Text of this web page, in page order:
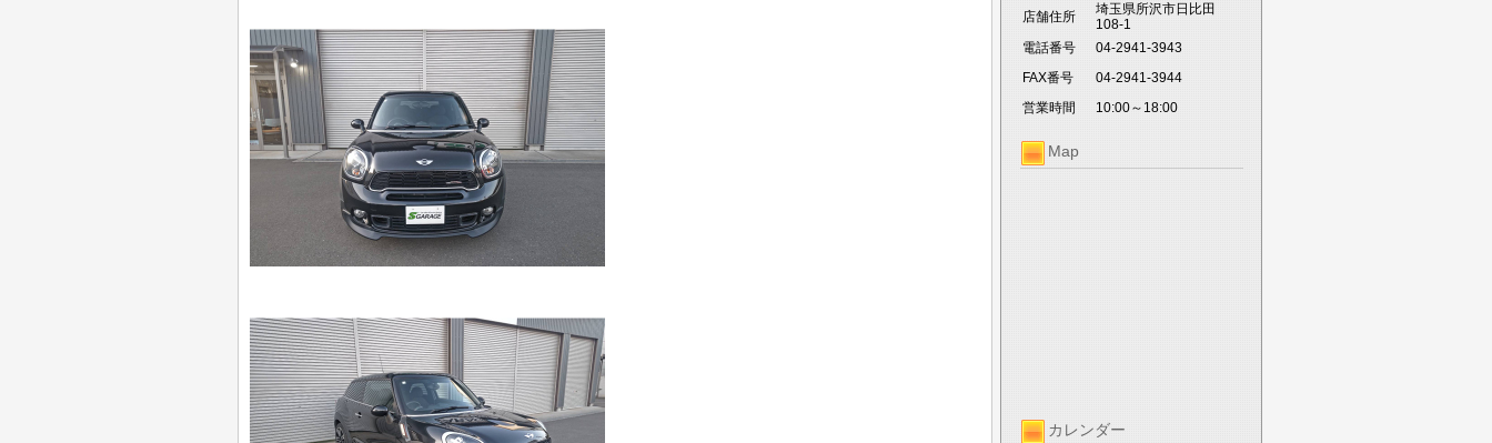
店舗住所
埼玉県所沢市日比田
108-1
電話番号
04-2941-3943
FAX番号
04-2941-3944
営業時間
10:00～18:00
Map
カレンダー